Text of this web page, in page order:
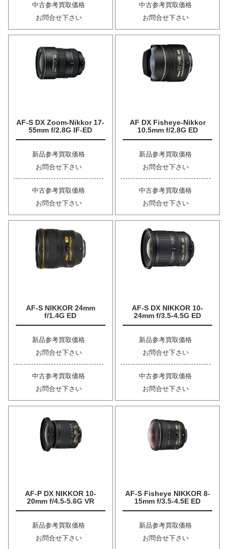
中古参考買取価格
お問合せ下さい
中古参考買取価格
お問合せ下さい
AF-S DX Zoom-Nikkor 17-
55mm f/2.8G IF-ED
新品参考買取価格
お問合せ下さい
中古参考買取価格
お問合せ下さい
AF DX Fisheye-Nikkor
10.5mm f/2.8G ED
新品参考買取価格
お問合せ下さい
中古参考買取価格
お問合せ下さい
AF-S NIKKOR 24mm
f/1.4G ED
新品参考買取価格
お問合せ下さい
中古参考買取価格
お問合せ下さい
AF-S DX NIKKOR 10-
24mm f/3.5-4.5G ED
新品参考買取価格
お問合せ下さい
中古参考買取価格
お問合せ下さい
AF-P DX NIKKOR 10-
20mm f/4.5-5.6G VR
新品参考買取価格
お問合せ下さい
AF-S Fisheye NIKKOR 8-
15mm f/3.5-4.5E ED
新品参考買取価格
お問合せ下さい